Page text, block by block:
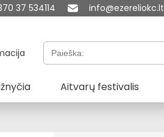
37 534114 info@ezereliokc.lt
Paieška:
Aitvarų festivalis